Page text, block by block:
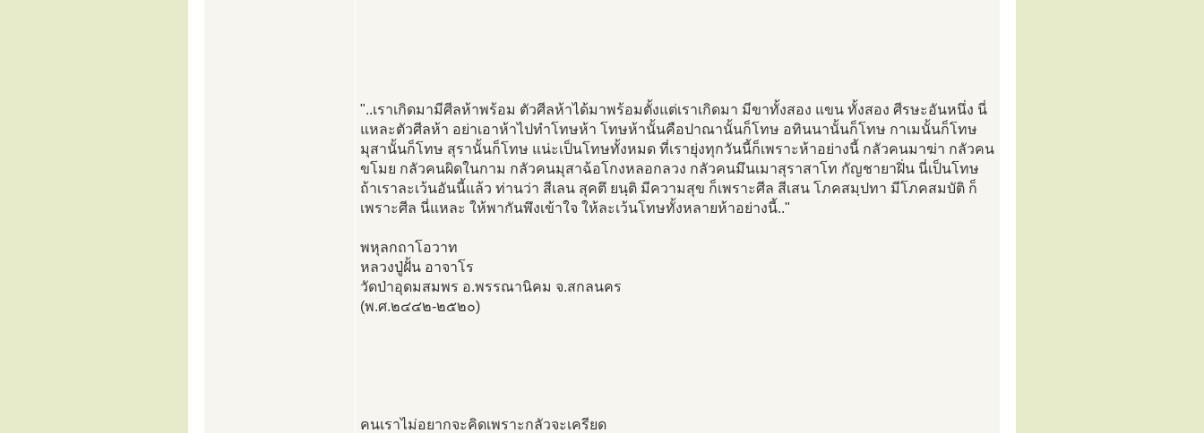
"..เราเกิดมามีศีลห้าพร้อม ตัวศีลห้าได้มาพร้อมตั้งแต่เราเกิดมา มีขาทั้งสอง แขน ทั้งสอง ศีรษะอันหนึ่ง นี่
แหละตัวศีลห้า อย่าเอาห้าไปทำโทษห้า โทษห้านั้นคือปาณานั้นก็โทษ อทินนานั้นก็โทษ กาเมนั้นก็โทษ
มุสานั้นก็โทษ สุรานั้นก็โทษ แน่ะเป็นโทษทั้งหมด ที่เรายุ่งทุกวันนี้ก็เพราะห้าอย่างนี้ กลัวคนมาฆ่า กลัวคน
ขโมย กลัวคนผิดในกาม กลัวคนมุสาฉ้อโกงหลอกลวง กลัวคนมึนเมาสุราสาโท กัญชายาฝิ่น นี่เป็นโทษ
ถ้าเราละเว้นอันนี้แล้ว ท่านว่า สีเลน สุคตึ ยนฺติ มีความสุข ก็เพราะศีล สีเสน โภคสมฺปทา มีโภคสมบัติ ก็
เพราะศีล นี่แหละ ให้พากันพึงเข้าใจ ให้ละเว้นโทษทั้งหลายห้าอย่างนี้.."
พหุลกถาโอวาท
หลวงปู่ฝั้น อาจาโร
วัดป่าอุดมสมพร อ.พรรณานิคม จ.สกลนคร
(พ.ศ.๒๔๔๒-๒๕๒๐)
คนเราไม่อยากจะคิดเพราะกลัวจะเครียด